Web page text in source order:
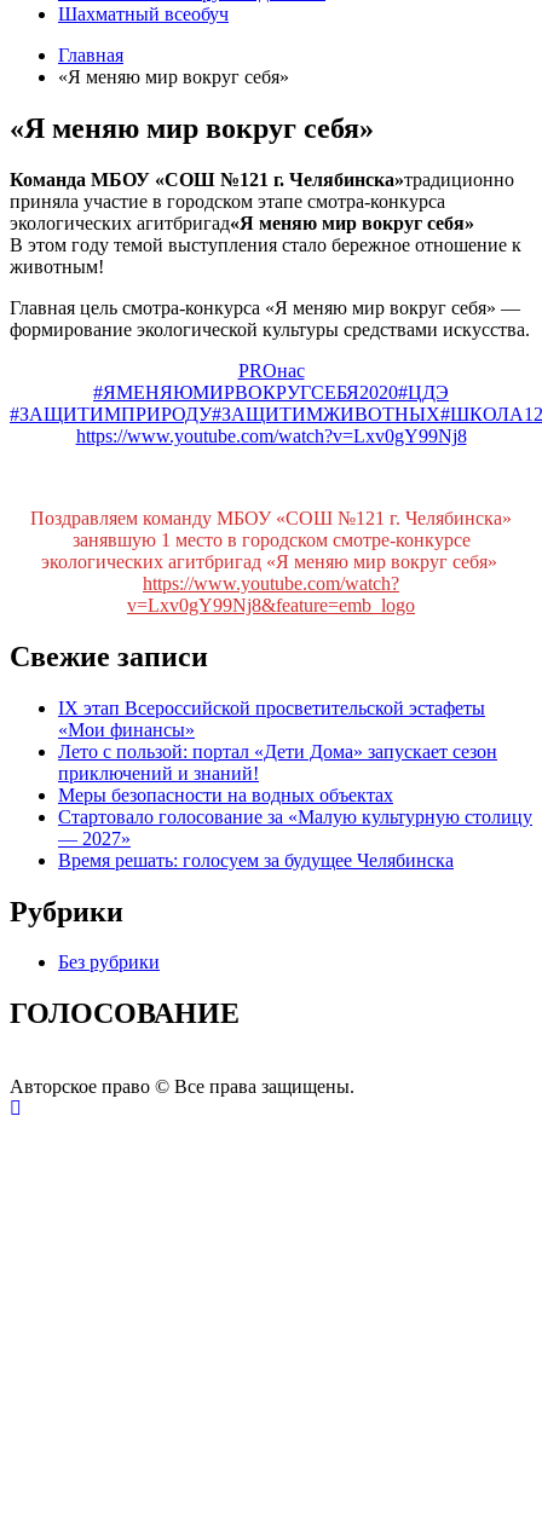
Шахматный всеобуч
Главная
«Я меняю мир вокруг себя»
«Я меняю мир вокруг себя»
Команда МБОУ «СОШ №121 г. Челябинска»традиционно
приняла участие в городском этапе смотра-конкурса
экологических агитбригад«Я меняю мир вокруг себя»
В этом году темой выступления стало бережное отношение к
животным!
Главная цель смотра-конкурса «Я меняю мир вокруг себя» —
формирование экологической культуры средствами искусства.
PROнас
#ЯМЕНЯЮМИРВОКРУГСЕБЯ2020#ЦДЭ
#ЗАЩИТИМПРИРОДУ#ЗАЩИТИМЖИВОТНЫХ
https://www.youtube.com/watch?v=Lxv0gY99Nj8
Поздравляем команду МБОУ «СОШ №121 г. Челябинска»
занявшую 1 место в городском смотре-конкурсе
экологических агитбригад «Я меняю мир вокруг себя»
https://www.youtube.com/watch?
v=Lxv0gY99Nj8&feature=emb_logo
Свежие записи
IX этап Всероссийской просветительской эстафеты
«Мои финансы»
Лето с пользой: портал «Дети Дома» запускает сезон
приключений и знаний!
Меры безопасности на водных объектах
Стартовало голосование за «Малую культурную столицу
— 2027»
Время решать: голосуем за будущее Челябинска
Рубрики
Без рубрики
ГОЛОСОВАНИЕ
Авторское право © Все права защищены.